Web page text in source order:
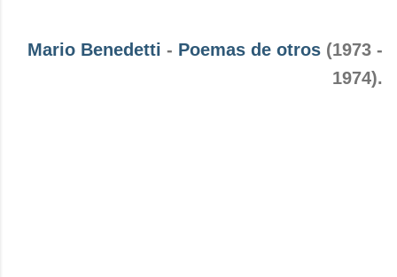
Mario Benedetti - Poemas de otros (1973 -
1974).